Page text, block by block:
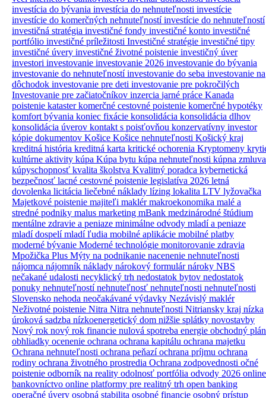
investícia do bývania investícia do nehnuteľnosti investície
investície do komerčných nehnuteľnostíinvestície do nehnuteľností
investičná stratégia investičné fondy investičné konto investičné
portfólio investičné príležitosti Investičné stratégie investičné tipy
investičné úvery investičné životné poistenie investičný úver
investori investovanie investovanie 2026 investovanie do bývania
investovanie do nehnuteľnostíinvestovanie do seba investovanie na
dôchodok investovanie pre deti investovanie pre pokročilých
Investovanie pre začiatočníkov inzercia jarné práce Kanada
poistenie katasterkomerčné cestovné poistenie komerčné hypotéky
komfort bývania koniec fixácie konsolidácia konsolidácia dlhov
konsolidácia úverov kontakt s poisťovňou konzervatívny investor
kópie dokumentov Košice Košice nehnuteľnosti Košický kraj
kreditná história kreditná karta kritické ochorenia Kryptomeny
kultúrne aktivity kúpa Kúpa bytu kúpa nehnuteľnosti kúpna zmluva
kúpyschopnosť kvalita školstva Kvalitný poradca kybernetická
bezpečnosť lacné cestovné poistenie legislatíva 2026 letná
dovolenka licitácia liečebné náklady lízing lokalita LTV lyžovačka
Majetkové poistenie majiteľi maklérmakroekonomika malé a
stredné podniky malus marketing mBank medzinárodné štúdium
mentálne zdravie a peniaze minimálne odvody mladí a peniaze
mladí dospelímladí ľudia mobilné aplikácie mobilné platby
moderné bývanie Moderné technológie monitorovanie zdravia
Mpožička Plus Mýty na podnikanie nacenenie nehnuteľnosti
nájomca nájomník náklady nárokový formulárnároky NBS
nečakané udalosti necyklický trh nedostatok bytov nedostatok
ponuky nehnuteľnostínehnuteľnosť nehnuteľnosti nehnuteľnosti
Slovensko nehoda neočakávané výdavky Nezávislý maklér
Neživotné poistenie Nitra Nitra nehnuteľnosti Nitriansky kraj nízka
úroková sadzba nízkoenergetický dom nižšie splátky novostavby
Nový rok nový rok financie nulová spotreba energie obchodný plán
obhliadky ocenenie ochrana ochrana kapitálu ochrana majetku
Ochrana nehnuteľnosti ochrana peňazíochrana príjmu ochrana
rodiny ochrana životného prostredia Ochrana zodpovednosti očné
poistenie odborník na reality odolnosť portfólia odvody 2026 online
bankovníctvo online platformy pre realitný trh open banking
operačné úvery osobná stabilita osobné financie osobný prístup